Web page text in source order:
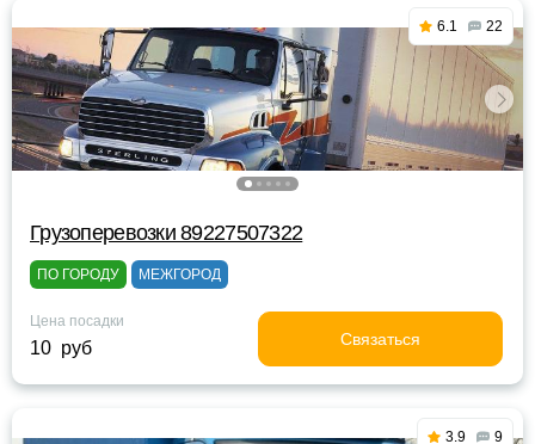
6.1 22
Грузоперевозки 89227507322
ПО ГОРОДУ МЕЖГОРОД
Цена посадки
10 руб Связаться
3.9 9